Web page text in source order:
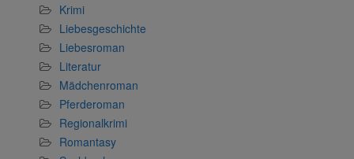
Krimi
Liebesgeschichte
Liebesroman
Literatur
Mädchenroman
Pferderoman
Regionalkrimi
Romantasy